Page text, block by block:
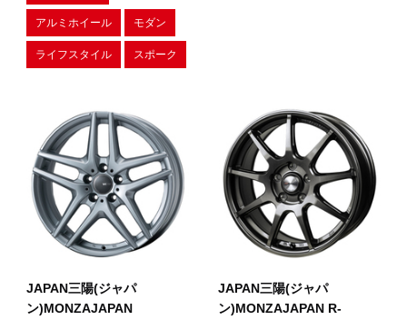
アルミホイール モダン
ライフスタイル スポーク
JAPAN三陽(ジャパ
ン)MONZAJAPAN
JAPAN三陽(ジャパ
ン)MONZAJAPAN R-